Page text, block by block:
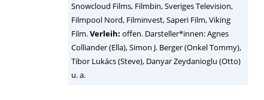
Snowcloud Films, Filmbin, Sveriges Television,
Filmpool Nord, Filminvest, Saperi Film, Viking
Film.Verleih: offen. Darsteller*innen: Agnes
Colliander (Ella), Simon J. Berger (Onkel Tommy),
Tibor Lukács (Steve), Danyar Zeydanioglu (Otto)
u. a.